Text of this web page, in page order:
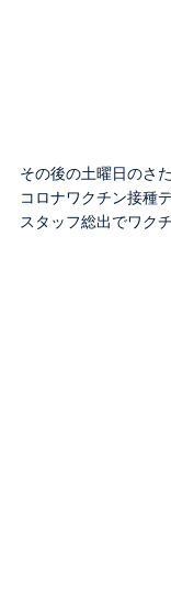
その後の土曜日のさ
コロナワクチン接種
スタッフ総出でワク